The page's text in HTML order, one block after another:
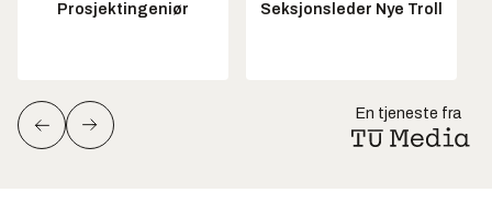
Prosjektingeniør Seksjonsleder Nye Troll
En tjeneste fra